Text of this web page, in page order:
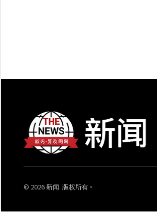
© 2026 新闻. 版权所有。